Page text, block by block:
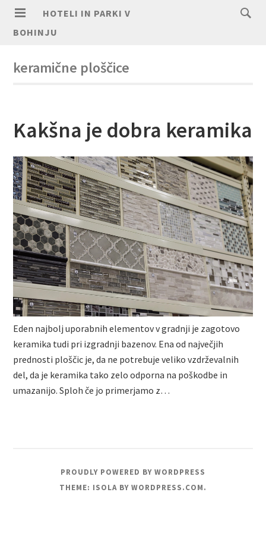
HOTELI IN PARKI V
BOHINJU
keramične ploščice
Kakšna je dobra keramika
Eden najbolj uporabnih elementov v gradnji je zagotovo
keramika tudi pri izgradnji bazenov. Ena od največjih
prednosti ploščic je, da ne potrebuje veliko vzdrževalnih
del, da je keramika tako zelo odporna na poškodbe in
umazanijo. Sploh če jo primerjamo z…
PROUDLY POWERED BY WORDPRESS
THEME: ISOLA BY WORDPRESS.COM.